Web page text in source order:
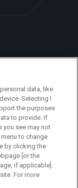
data, like
Selecting I
the purposes
to provide. If
you see may not
to change
by clicking the
[or the
if applicable].
For more